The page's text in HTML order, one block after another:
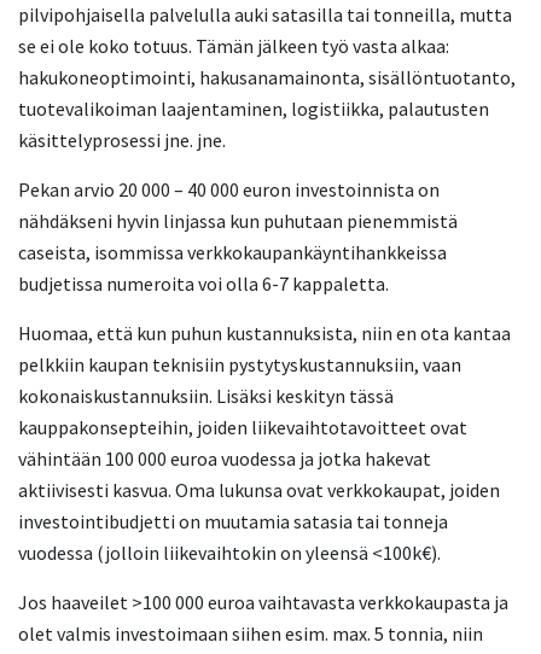
pilvipohjaisella palvelulla auki satasilla tai tonneilla, mutta
se ei ole koko totuus. Tämän jälkeen työ vasta alkaa:
hakukoneoptimointi, hakusanamainonta, sisällöntuotanto,
tuotevalikoiman laajentaminen, logistiikka, palautusten
käsittelyprosessi jne. jne.
Pekan arvio 20 000 – 40 000 euron investoinnista on
nähdäkseni hyvin linjassa kun puhutaan pienemmistä
caseista, isommissa verkkokaupankäyntihankkeissa
budjetissa numeroita voi olla 6-7 kappaletta.
Huomaa, että kun puhun kustannuksista, niin en ota kantaa
pelkkiin kaupan teknisiin pystytyskustannuksiin, vaan
kokonaiskustannuksiin. Lisäksi keskityn tässä
kauppakonsepteihin, joiden liikevaihtotavoitteet ovat
vähintään 100 000 euroa vuodessa ja jotka hakevat
aktiivisesti kasvua. Oma lukunsa ovat verkkokaupat, joiden
investointibudjetti on muutamia satasia tai tonneja
vuodessa (jolloin liikevaihtokin on yleensä <100k€).
Jos haaveilet >100 000 euroa vaihtavasta verkkokaupasta ja
olet valmis investoimaan siihen esim. max. 5 tonnia, niin